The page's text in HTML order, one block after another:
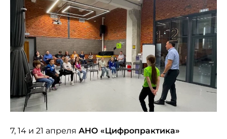
7, 14 и 21 апреля АНО «Цифропрактика»